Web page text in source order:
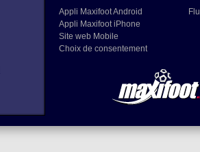
Appli Maxifoot Android
Appli Maxifoot iPhone
Site web Mobile
Choix de consentement